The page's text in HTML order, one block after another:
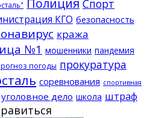
Спорт
КГО безопасность
кража
№1 мошенники пандемия
погоды прокуратура
соревнования спортивная
уголовное дело школа штраф